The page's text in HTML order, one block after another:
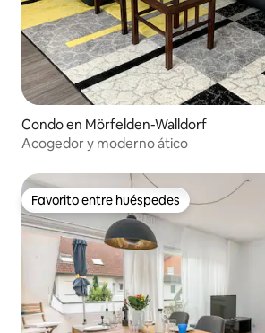
Condo en Mörfelden-Walldorf
Acogedor y moderno ático
Favorito entre huéspedes
Favorito entre huéspedes